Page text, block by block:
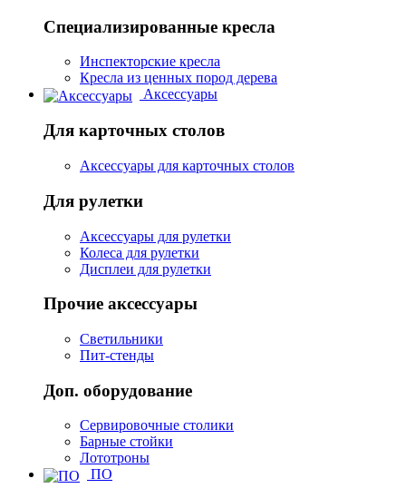
Специализированные кресла
Инспекторские кресла
Кресла из ценных пород дерева
Аксессуары
Для карточных столов
Аксессуары для карточных столов
Для рулетки
Аксессуары для рулетки
Колеса для рулетки
Дисплеи для рулетки
Прочие аксессуары
Светильники
Пит-стенды
Доп. оборудование
Сервировочные столики
Барные стойки
Лототроны
ПО